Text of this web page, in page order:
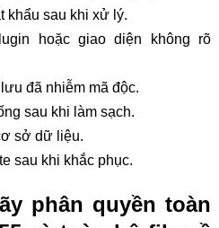
khẩu sau khi xử lý.
hoặc giao diện không rõ
đã nhiễm mã độc.
sau khi làm sạch.
sở dữ liệu.
sau khi khắc phục.
phân quyền toàn